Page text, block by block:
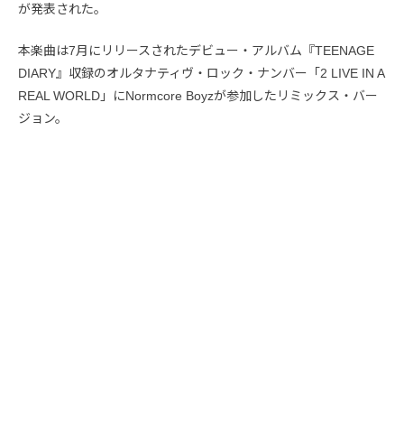
が発表された。
本楽曲は7月にリリースされたデビュー・アルバム『TEENAGE
DIARY』収録のオルタナティヴ・ロック・ナンバー「2 LIVE IN A
REAL WORLD」にNormcore Boyzが参加したリミックス・バー
ジョン。